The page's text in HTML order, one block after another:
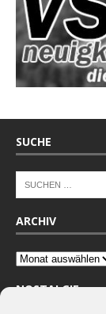
SUCHE
ARCHIV
NOSTALGIE